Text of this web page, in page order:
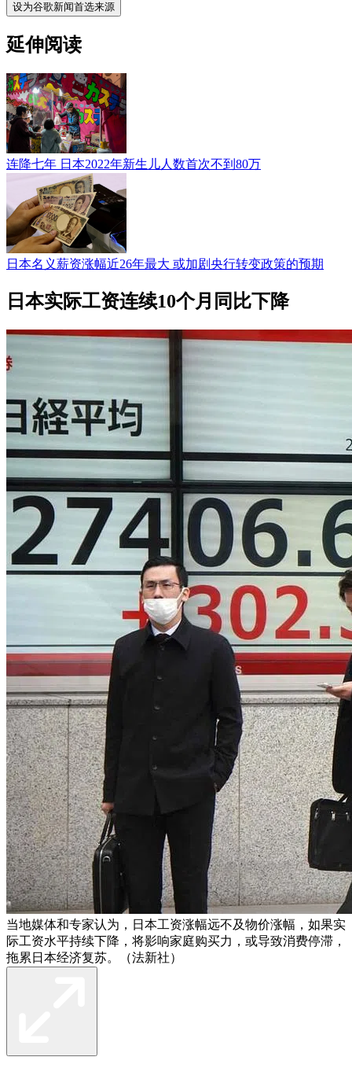
设为谷歌新闻首选来源
延伸阅读
连降七年 日本2022年新生儿人数首次不到80万
日本名义薪资涨幅近26年最大 或加剧央行转变政策的预期
日本实际工资连续10个月同比下降
当地媒体和专家认为，日本工资涨幅远不及物价涨幅，如果实
际工资水平持续下降，将影响家庭购买力，或导致消费停滞，
拖累日本经济复苏。（法新社）